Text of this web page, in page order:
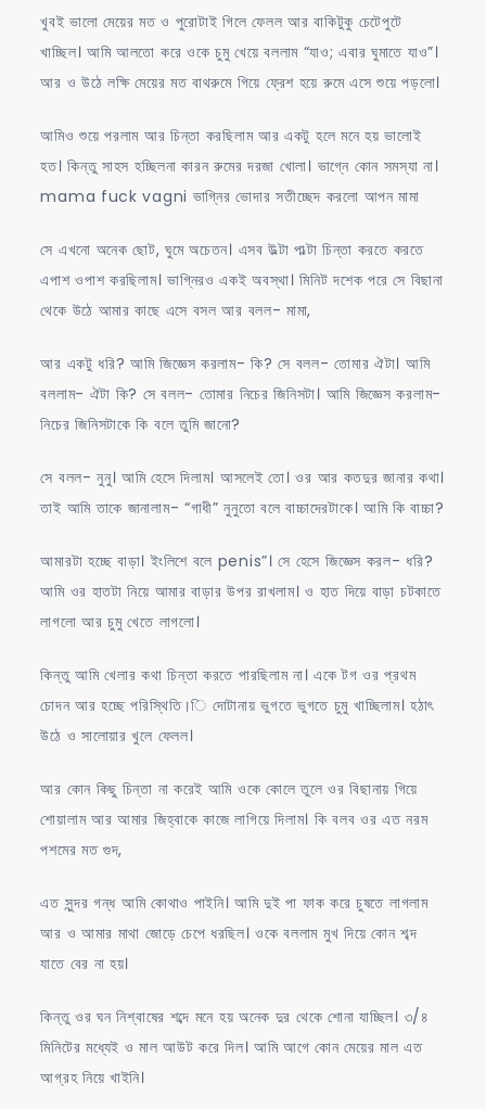
খুবই ভালো মেয়ের মত ও পুরোটাই গিলে ফেলল আর বাকিটুকু চেটেপুটে
খাচ্ছিল। আমি আলতো করে ওকে চুমু খেয়ে বললাম “যাও; এবার ঘুমাতে যাও”।
আর ও উঠে লক্ষি মেয়ের মত বাথরুমে গিয়ে ফ্রেশ হয়ে রুমে এসে শুয়ে পড়লো।
আমিও শুয়ে পরলাম আর চিন্তা করছিলাম আর একটু হলে মনে হয় ভালোই
হত। কিন্তু সাহস হচ্ছিলনা কারন রুমের দরজা খোলা। ভাগ্নে কোন সমস্যা না।
mama fuck vagni ভাগ্নির ভোদার সতীচ্ছেদ করলো আপন মামা
সে এখনো অনেক ছোট, ঘুমে অচেতন। এসব উল্টা পাল্টা চিন্তা করতে করতে
এপাশ ওপাশ করছিলাম। ভাগ্নিরও একই অবস্থা। মিনিট দশেক পরে সে বিছানা
থেকে উঠে আমার কাছে এসে বসল আর বলল- মামা,
আর একটু ধরি? আমি জিজ্ঞেস করলাম- কি? সে বলল- তোমার ঐটা। আমি
বললাম- ঐটা কি? সে বলল- তোমার নিচের জিনিসটা। আমি জিজ্ঞেস করলাম-
নিচের জিনিসটাকে কি বলে তুমি জানো?
সে বলল- নুনু। আমি হেসে দিলাম। আসলেই তো। ওর আর কতদুর জানার কথা।
তাই আমি তাকে জানালাম- “গাধী” নুনুতো বলে বাচ্চাদেরটাকে। আমি কি বাচ্চা?
আমারটা হচ্ছে বাড়া। ইংলিশে বলে penis”। সে হেসে জিজ্ঞেস করল- ধরি?
আমি ওর হাতটা নিয়ে আমার বাড়ার উপর রাখলাম। ও হাত দিয়ে বাড়া চটকাতে
লাগলো আর চুমু খেতে লাগলো।
কিন্তু আমি খেলার কথা চিন্তা করতে পারছিলাম না। একে টগ ওর প্রথম
চোদন আর হচ্ছে পরিস্থিতি।ি দোটানায় ভুগতে ভুগতে চুমু খাচ্ছিলাম। হঠাৎ
উঠে ও সালোয়ার খুলে ফেলল।
আর কোন কিছু চিন্তা না করেই আমি ওকে কোলে তুলে ওর বিছানায় গিয়ে
শোয়ালাম আর আমার জিহ্বাকে কাজে লাগিয়ে দিলাম। কি বলব ওর এত নরম
পশমের মত গুদ,
এত সুন্দর গন্ধ আমি কোথাও পাইনি। আমি দুই পা ফাক করে চুষতে লাগলাম
আর ও আমার মাথা জোড়ে চেপে ধরছিল। ওকে বললাম মুখ দিয়ে কোন শব্দ
যাতে বের না হয়।
কিন্তু ওর ঘন নিশ্বাষের শব্দে মনে হয় অনেক দুর থেকে শোনা যাচ্ছিল। ৩/৪
মিনিটের মধ্যেই ও মাল আউট করে দিল। আমি আগে কোন মেয়ের মাল এত
আগ্রহ নিয়ে খাইনি।